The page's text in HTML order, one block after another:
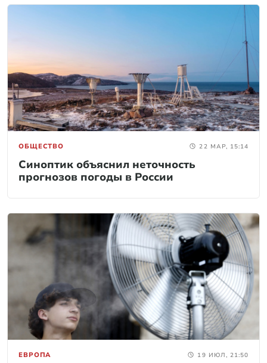
ОБЩЕСТВО 22 МАР, 15:14
Синоптик объяснил неточность
прогнозов погоды в России
ЕВРОПА 19 ИЮЛ, 21:50